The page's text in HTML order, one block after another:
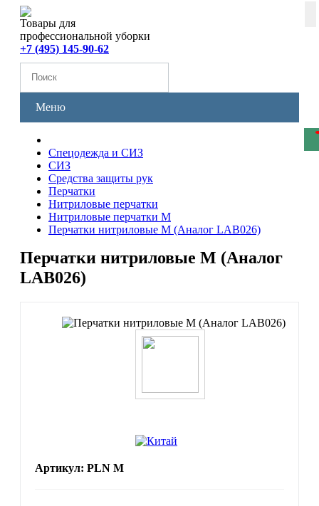
Товары для
профессиональной уборки
+7 (495) 145-90-62
Меню
Спецодежда и СИЗ
СИЗ
Средства защиты рук
Перчатки
Нитриловые перчатки
Нитриловые перчатки M
Перчатки нитриловые М (Аналог LAB026)
Перчатки нитриловые М (Аналог
LAB026)
Артикул: PLN M